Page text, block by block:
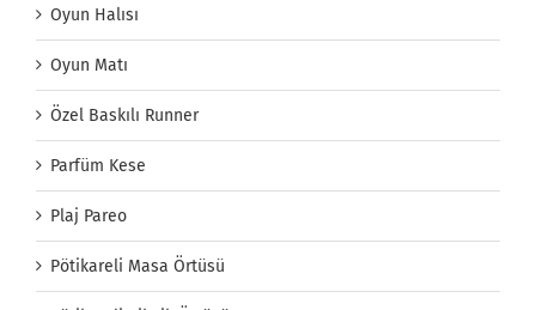
Oyun Halısı
Oyun Matı
Özel Baskılı Runner
Parfüm Kese
Plaj Pareo
Pötikareli Masa Örtüsü